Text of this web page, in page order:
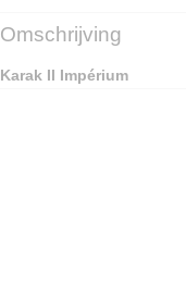
EAN code
Omschrijving
Karak II Impérium